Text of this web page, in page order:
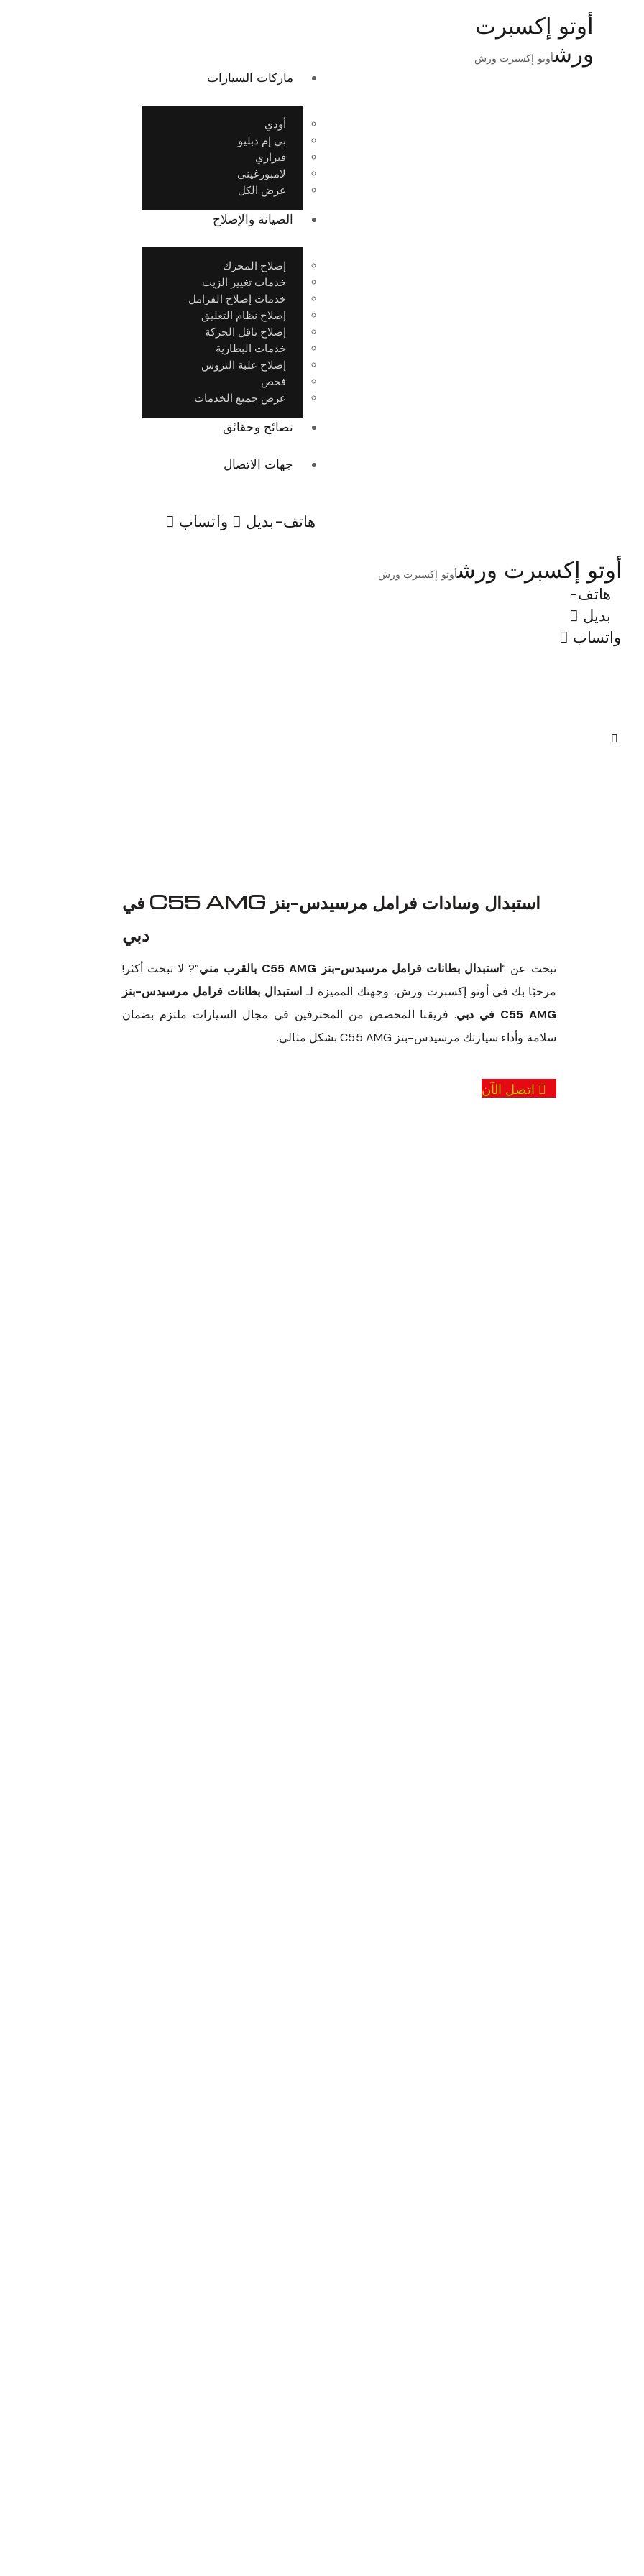
أوتو إكسبرت
ورشأوتو إكسبرت ورش
ماركات السيارات
أودي
بي إم دبليو
فيراري
لامبورغيني
عرض الكل
الصيانة والإصلاح
إصلاح المحرك
خدمات تغيير الزيت
خدمات إصلاح الفرامل
إصلاح نظام التعليق
إصلاح ناقل الحركة
خدمات البطارية
إصلاح علبة التروس
فحص
عرض جميع الخدمات
نصائح وحقائق
جهات الاتصال
هاتف-بديل واتساب
أوتو إكسبرت ورشأوتو إكسبرت ورش
هاتف-
بديل
واتساب
استبدال وسادات فرامل مرسيدس-بنز C55 AMG في
دبي
تبحث عن “استبدال بطانات فرامل مرسيدس-بنز C55 AMG بالقرب مني
”? لا تبحث أكثر!
مرحبًا بك في أوتو إكسبرت ورش، وجهتك المميزة لـاستبدال بطانات فرامل مرسيدس-بنز
C55 AMG في دبي
. فريقنا المخصص من المحترفين في مجال السيارات ملتزم بضمان
سلامة وأداء سيارتك مرسيدس-بنز C55 AMG بشكل مثالي.
اتصل الآن